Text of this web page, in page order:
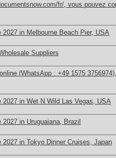
fr/, vous pouvez
2027 in Melbourne Beach Pier, USA
Suppliers
(WhatsApp : +49 1575
2027 in Wet N Wild Las Vegas, USA
2027 in Uruguaiana, Brazil
2027 in Tokyo Dinner Cruises, Japan